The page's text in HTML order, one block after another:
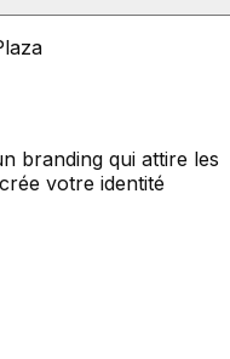
branding qui attire les
votre identité